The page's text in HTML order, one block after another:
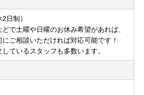
日制）
で土曜や日曜のお休み希望があれば、
ご相談いただければ対応可能です！
ているスタッフも多数います。